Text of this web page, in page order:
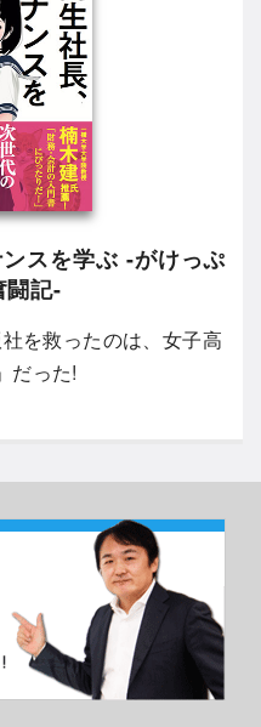
スを学ぶ -がけっぷ
闘記-
を救ったのは、女子高
だった!